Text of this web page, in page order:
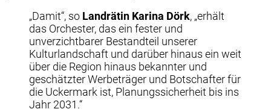
„Damit“, so Landrätin Karina Dörk, „erhält
das Orchester, das ein fester und
unverzichtbarer Bestandteil unserer
Kulturlandschaft und darüber hinaus ein weit
über die Region hinaus bekannter und
geschätzter Werbeträger und Botschafter für
die Uckermark ist, Planungssicherheit bis ins
Jahr 2031.“